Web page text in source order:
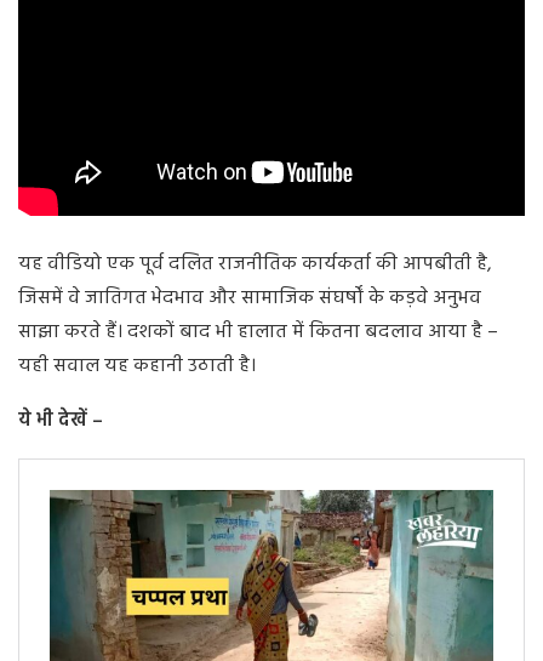
यह वीडियो एक पूर्व दलित राजनीतिक कार्यकर्ता की आपबीती है,
जिसमें वे जातिगत भेदभाव और सामाजिक संघर्षों के कड़वे अनुभव
साझा करते हैं। दशकों बाद भी हालात में कितना बदलाव आया है –
यही सवाल यह कहानी उठाती है।
ये भी देखें –